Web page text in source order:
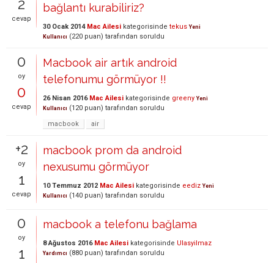
2
cevap
bağlantı kurabiliriz?
30 Ocak 2014 Mac Ailesi kategorisinde tekus Yeni
Kullanıcı (220 puan) tarafından soruldu
0
oy
0
cevap
Macbook air artık android
telefonumu görmüyor !!
26 Nisan 2016 Mac Ailesi kategorisinde greeny Yeni
Kullanıcı (120 puan) tarafından soruldu
macbook
air
+2
oy
1
cevap
macbook prom da android
nexusumu görmüyor
10 Temmuz 2012 Mac Ailesi kategorisinde eediz Yeni
Kullanıcı (140 puan) tarafından soruldu
0
oy
1
macbook a telefonu bağlama
8 Ağustos 2016 Mac Ailesi kategorisinde Ulasyilmaz
Yardımcı (880 puan) tarafından soruldu